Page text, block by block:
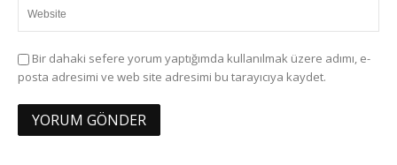
Bir dahaki sefere yorum yaptığımda kullanılmak üzere adımı, e-
posta adresimi ve web site adresimi bu tarayıcıya kaydet.